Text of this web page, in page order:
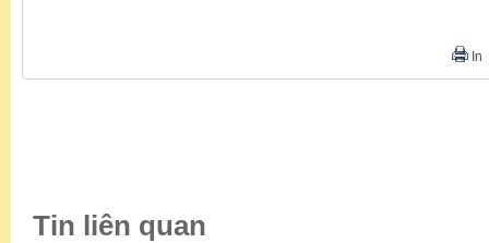
In
Tin liên quan